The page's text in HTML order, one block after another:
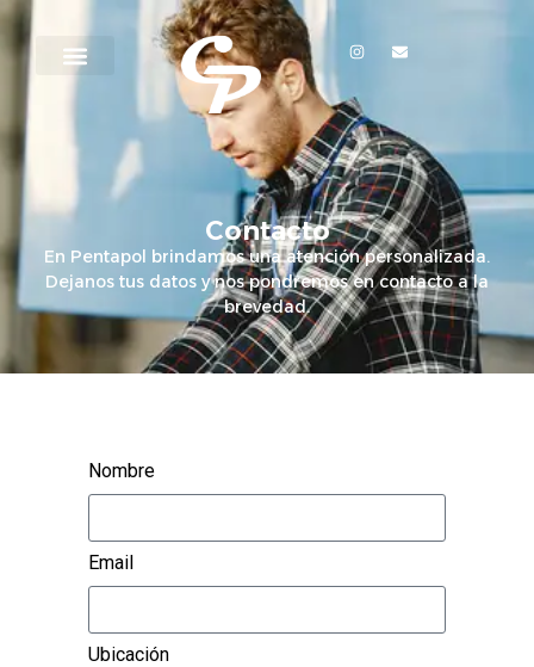
Contacto
En Pentapol brindamos una atención personalizada.
Dejanos tus datos y nos pondremos en contacto a la
brevedad.
Nombre
Email
Ubicación